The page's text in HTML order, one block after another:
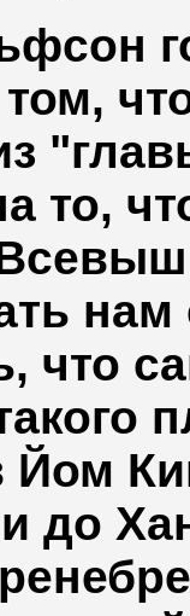
то,
что
Йом
до